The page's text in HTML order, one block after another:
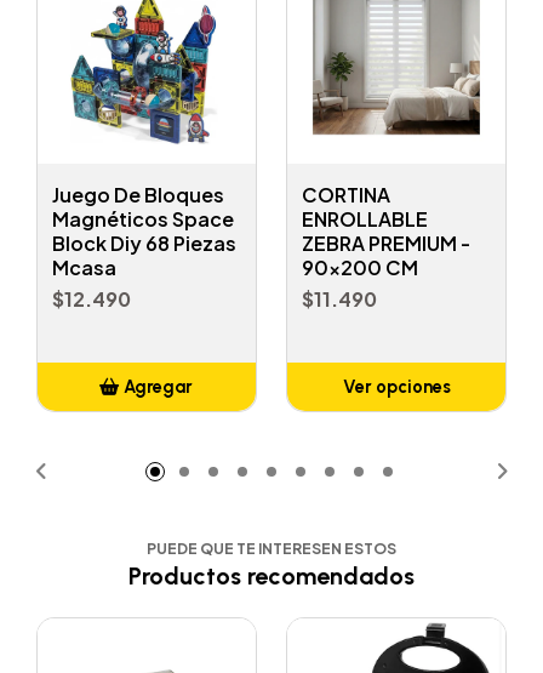
Juego De Bloques
Magnéticos Space
Block Diy 68 Piezas
Mcasa
$12.490
Agregar
CORTINA
ENROLLABLE
ZEBRA PREMIUM -
90x200 CM
$11.490
Ver opciones
PUEDE QUE TE INTERESEN ESTOS
Productos recomendados